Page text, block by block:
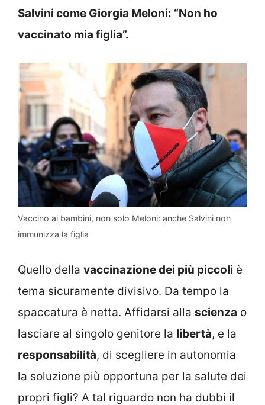
Salvini come Giorgia Meloni: “Non ho
vaccinato mia figlia”.
Vaccino ai bambini, non solo Meloni: anche Salvini non
immunizza la figlia
Quello della vaccinazione dei più piccoli è
tema sicuramente divisivo. Da tempo la
spaccatura è netta. Affidarsi alla scienza o
lasciare al singolo genitore la libertà, e la
responsabilità, di scegliere in autonomia
la soluzione più opportuna per la salute dei
propri figli? A tal riguardo non ha dubbi il